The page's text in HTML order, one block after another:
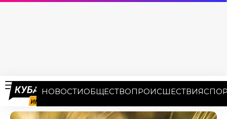
НОВОСТИОБЩЕСТВОПРОИСШЕСТВИЯ